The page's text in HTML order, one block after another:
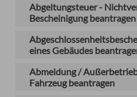
Abgeltungsteuer -
Bescheinigung beantragen
eines Gebäudes
Abmeldung /
Fahrzeug beantragen